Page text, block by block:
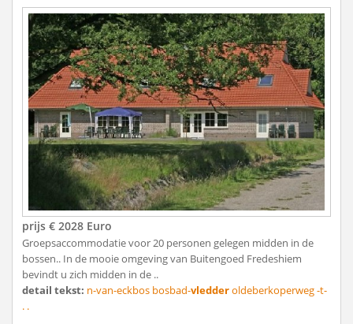
prijs € 2028 Euro
Groepsaccommodatie voor 20 personen gelegen midden in de
bossen.. In de mooie omgeving van Buitengoed Fredeshiem
bevindt u zich midden in de ..
detail tekst: n-van-eckbos bosbad-vledderoldeberkoperweg -t-
. .